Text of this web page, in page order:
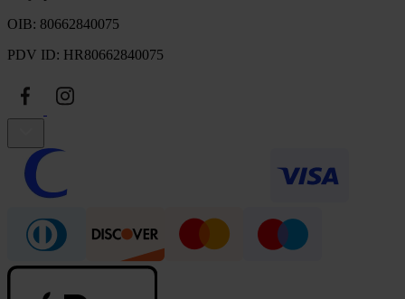
OIB: 80662840075
PDV ID: HR80662840075